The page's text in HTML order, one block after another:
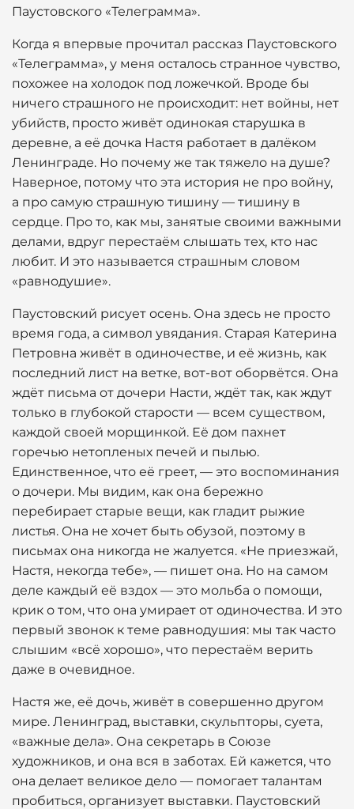
Паустовского «Телеграмма».
Когда я впервые прочитал рассказ Паустовского
«Телеграмма», у меня осталось странное чувство,
похожее на холодок под ложечкой. Вроде бы
ничего страшного не происходит: нет войны, нет
убийств, просто живёт одинокая старушка в
деревне, а её дочка Настя работает в далёком
Ленинграде. Но почему же так тяжело на душе?
Наверное, потому что эта история не про войну,
а про самую страшную тишину — тишину в
сердце. Про то, как мы, занятые своими важными
делами, вдруг перестаём слышать тех, кто нас
любит. И это называется страшным словом
«равнодушие».
Паустовский рисует осень. Она здесь не просто
время года, а символ увядания. Старая Катерина
Петровна живёт в одиночестве, и её жизнь, как
последний лист на ветке, вот-вот оборвётся. Она
ждёт письма от дочери Насти, ждёт так, как ждут
только в глубокой старости — всем существом,
каждой своей морщинкой. Её дом пахнет
горечью нетопленых печей и пылью.
Единственное, что её греет, — это воспоминания
о дочери. Мы видим, как она бережно
перебирает старые вещи, как гладит рыжие
листья. Она не хочет быть обузой, поэтому в
письмах она никогда не жалуется. «Не приезжай,
Настя, некогда тебе», — пишет она. Но на самом
деле каждый её вздох — это мольба о помощи,
крик о том, что она умирает от одиночества. И это
первый звонок к теме равнодушия: мы так часто
слышим «всё хорошо», что перестаём верить
даже в очевидное.
Настя же, её дочь, живёт в совершенно другом
мире. Ленинград, выставки, скульпторы, суета,
«важные дела». Она секретарь в Союзе
художников, и она вся в заботах. Ей кажется, что
она делает великое дело — помогает талантам
пробиться, организует выставки. Паустовский